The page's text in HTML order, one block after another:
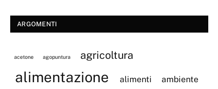
ARGOMENTI
acetone agopuntura agricoltura
alimentazione alimenti ambiente